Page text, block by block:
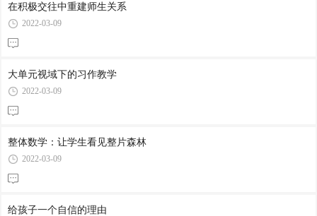
在积极交往中重建师生关系
2022-03-09
大单元视域下的习作教学
2022-03-09
整体数学：让学生看见整片森林
2022-03-09
给孩子一个自信的理由